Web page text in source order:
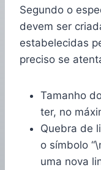
Segundo o
devem ser
estabelecidas
preciso se
Tamanho
ter, no
Quebra de
o símbolo
uma nova